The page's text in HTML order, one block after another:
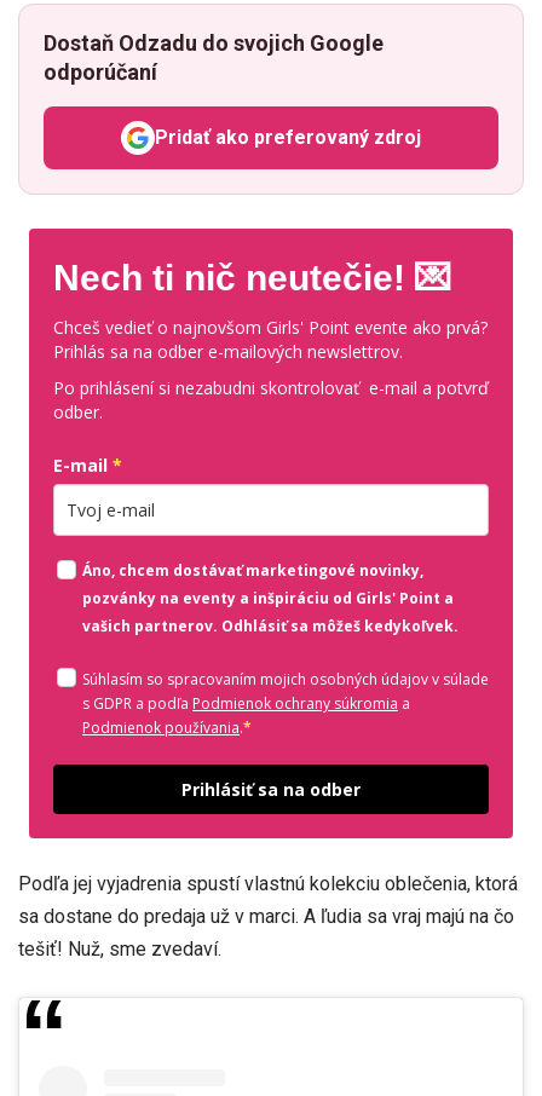
Dostaň Odzadu do svojich Google
odporúčaní
Pridať ako preferovaný zdroj
Odzadu, odkaz sa otvorí v
Nech ti nič neutečie! 💌
Chceš vedieť o najnovšom Girls' Point evente ako prvá?
Prihlás sa na odber e-mailových newslettrov.
Po prihlásení si nezabudni skontrolovať e-mail a potvrď
odber.
E-mail *
Áno, chcem dostávať marketingové novinky,
pozvánky na eventy a inšpiráciu od Girls' Point a
vašich partnerov. Odhlásiť sa môžeš kedykoľvek.
Súhlasím so spracovaním mojich osobných údajov v súlade
s GDPR a podľa Podmienok ochrany súkromia (otvorí sa v novom
a
Podmienok používania(otvorí sa v novom okne)
.*
Prihlásiť sa na odber
Podľa jej vyjadrenia spustí vlastnú kolekciu oblečenia, ktorá
sa dostane do predaja už v marci. A ľudia sa vraj majú na čo
tešiť! Nuž, sme zvedaví.